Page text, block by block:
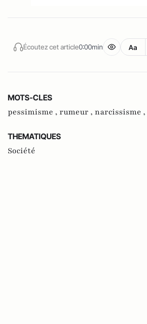
Écoutez cet article0:00min Aa
MOTS-CLES
pessimisme , rumeur , narcissisme ,
THEMATIQUES
Société